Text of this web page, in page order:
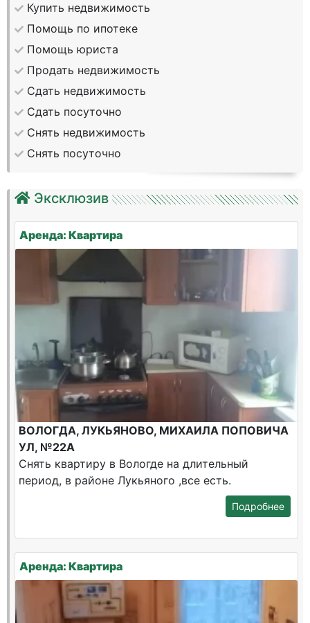
Купить недвижимость
Помощь по ипотеке
Помощь юриста
Продать недвижимость
Сдать недвижимость
Сдать посуточно
Снять недвижимость
Снять посуточно
Эксклюзив
Аренда: Квартира
ВОЛОГДА, ЛУКЬЯНОВО, МИХАИЛА ПОПОВИЧА
УЛ, №22А
Снять квартиру в Вологде на длительный
период, в районе Лукьяного ,все есть.
Подробнее
Аренда: Квартира